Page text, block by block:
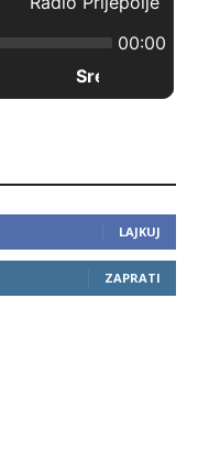
LAJKUJ
ZAPRATI